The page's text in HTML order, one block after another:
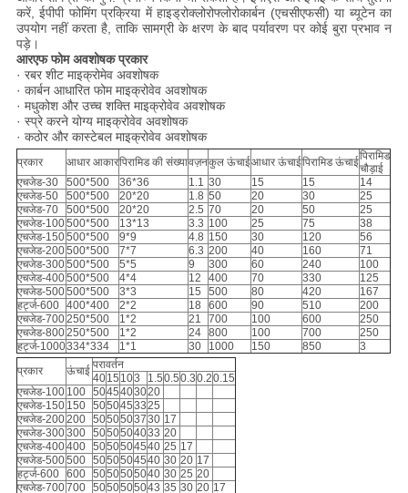
करें, ईपीपी फोमिंग प्रक्रिया में हाइड्रोक्लोरोफ्लोरोकार्बन (एचसीएफसी) या ब्यूटेन का
उपयोग नहीं करता है, ताकि सामग्री के क्षरण के बाद पर्यावरण पर कोई बुरा प्रभाव न
पड़े।
आरएफ फोम अवशोषक प्रकार
· रबर शीट माइक्रोमेव अवशोषक
· कार्बन आधारित फोम माइक्रोवेव अवशोषक
· मधुकोश और उच्च शक्ति माइक्रोवेव अवशोषक
· स्प्रे करने योग्य माइक्रोवेव अवशोषक
· कठोर और कास्टेबल माइक्रोवेव अवशोषक
प्रकार आधार आकारपिरामिड की संख्यावज़नकुल ऊंचाईआधार ऊंचाईपिरामिड ऊंचाईपिरामिड
चौड़ाई
एचजेड-30
500*500 36*36 1.1 30 15 15
14
एचजेड-50
500*500 20*20 1.8 50 20 30
25
एचजेड-70
500*500 20*20 2.5 70 20 50
25
एचजेड-100500*500 13*13 3.3 100 25 75
38
एचजेड-150500*500 9*9 4.8 150 30 120
56
एचजेड-200500*500 7*7 6.3 200 40 160
71
एचजेड-300500*500 5*5 9 300 60 240
100
एचजेड-400500*500 4*4 12 400 70 330
125
एचजेड-500500*500 3*3 15 500 80 420
167
हर्ट्ज-600 400*400 2*2 18 600 90 510
200
एचजेड-700250*500 1*2 21 700 100 600
250
एचजेड-800250*500 1*2 24 800 100 700
250
हर्ट्ज-1000334*334 1*1 30 1000 150 850
3
प्रकार
ऊंचाई परावर्तन
4015 103 1.50.50.30.20.15
एचजेड-100 100 5045403020
एचजेड-150 150 5050453325
एचजेड-200200 5050503730 17
एचजेड-300300 5050504033 20
एचजेड-400400 5050504540 25 17
एचजेड-500500 5050504540 30 20 17
हर्ट्ज-600 600 5050505040 30 25 20
एचजेड-700700 5050505043 35 30 20 17